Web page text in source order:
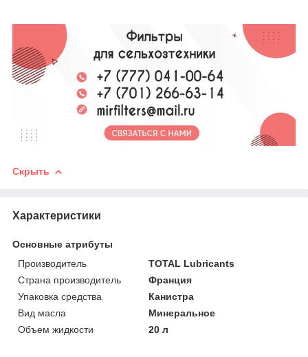
Скрыть
Характеристики
Основные атрибуты
Производитель
TOTAL Lubricants
Страна производитель
Франция
Упаковка средства
Канистра
Вид масла
Минеральное
Объем жидкости
20 л